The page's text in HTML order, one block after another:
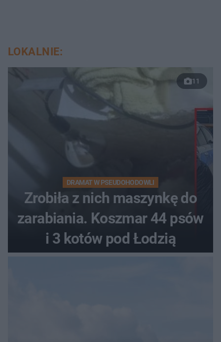
LOKALNIE:
11
DRAMAT W PSEUDOHODOWLI
Zrobiła z nich maszynkę do
zarabiania. Koszmar 44 psów
i 3 kotów pod Łodzią